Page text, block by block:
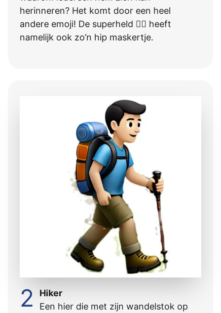
herinneren? Het komt door een heel
andere emoji! De superheld 🦸‍♂️ heeft
namelijk ook zo’n hip maskertje.
2
Hiker
Een hier die met zijn wandelstok op